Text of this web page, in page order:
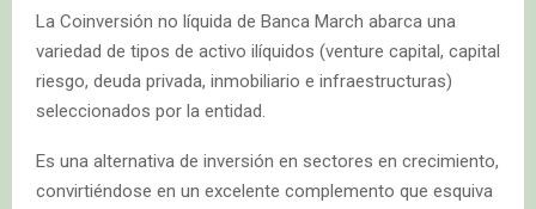
La Coinversión no líquida de Banca March abarca una
variedad de tipos de activo ilíquidos (venture capital, capital
riesgo, deuda privada, inmobiliario e infraestructuras)
seleccionados por la entidad.
Es una alternativa de inversión en sectores en crecimiento,
convirtiéndose en un excelente complemento que esquiva